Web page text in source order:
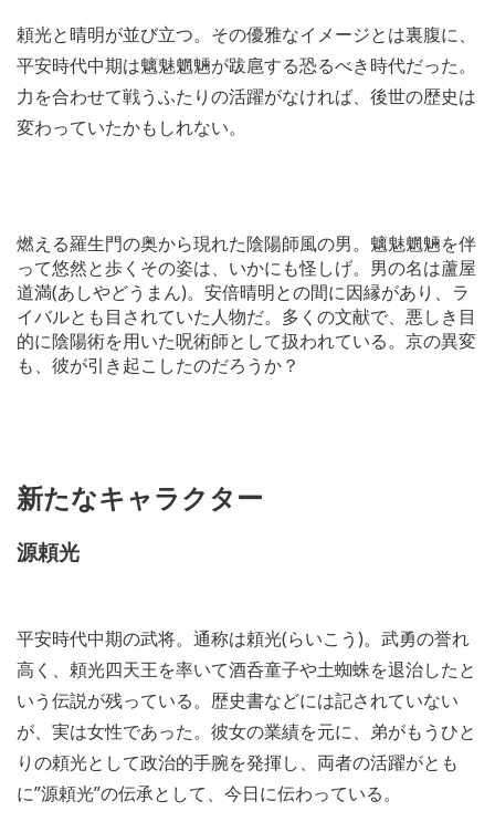
頼光と晴明が並び立つ。その優雅なイメージとは裏腹に、
平安時代中期は魑魅魍魎が跋扈する恐るべき時代だった。
力を合わせて戦うふたりの活躍がなければ、後世の歴史は
変わっていたかもしれない。
燃える羅生門の奥から現れた陰陽師風の男。魑魅魍魎を伴
って悠然と歩くその姿は、いかにも怪しげ。男の名は蘆屋
道満(あしやどうまん)。安倍晴明との間に因縁があり、ラ
イバルとも目されていた人物だ。多くの文献で、悪しき目
的に陰陽術を用いた呪術師として扱われている。京の異変
も、彼が引き起こしたのだろうか？
新たなキャラクター
源頼光
平安時代中期の武将。通称は頼光(らいこう)。武勇の誉れ
高く、頼光四天王を率いて酒呑童子や土蜘蛛を退治したと
いう伝説が残っている。歴史書などには記されていない
が、実は女性であった。彼女の業績を元に、弟がもうひと
りの頼光として政治的手腕を発揮し、両者の活躍がとも
に”源頼光”の伝承として、今日に伝わっている。